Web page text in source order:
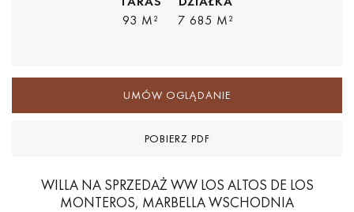
93 M²
7 685 M²
UMÓW OGLĄDANIE
POBIERZ PDF
WILLA NA SPRZEDAŻ WW LOS ALTOS DE LOS
MONTEROS, MARBELLA WSCHODNIA